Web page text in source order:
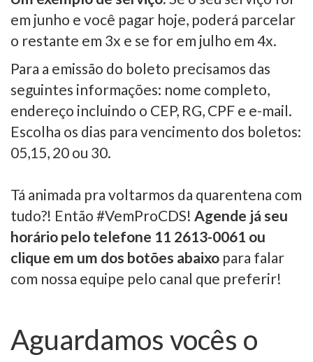
em junho e você pagar hoje, poderá parcelar
o restante em 3x e se for em julho em 4x.
Para a emissão do boleto precisamos das
seguintes informações: nome completo,
endereço incluindo o CEP, RG, CPF e e-mail.
Escolha os dias para vencimento dos boletos:
05,15, 20 ou 30.
Tá animada pra voltarmos da quarentena com
tudo?! Então #VemProCDS! Agende já seu
horário pelo telefone 11 2613-0061 ou
clique em um dos botões abaixo para falar
com nossa equipe pelo canal que preferir!
Aguardamos vocês o